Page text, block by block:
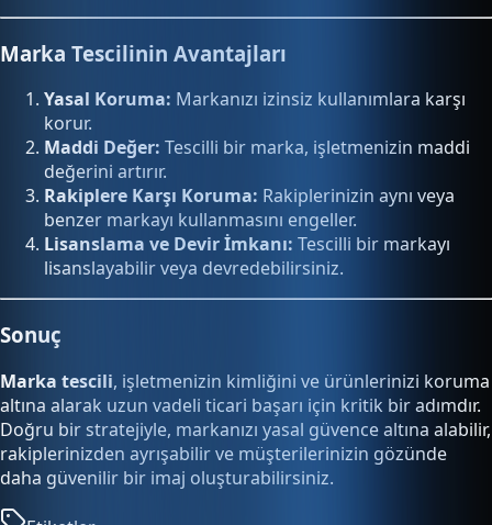
Marka Tescilinin Avantajları
Yasal Koruma: Markanızı izinsiz kullanımlara karşı
korur.
Maddi Değer: Tescilli bir marka, işletmenizin maddi
değerini artırır.
Rakiplere Karşı Koruma: Rakiplerinizin aynı veya
benzer markayı kullanmasını engeller.
Lisanslama ve Devir İmkanı: Tescilli bir markayı
lisanslayabilir veya devredebilirsiniz.
Sonuç
Marka tescili, işletmenizin kimliğini ve ürünlerinizi koruma
altına alarak uzun vadeli ticari başarı için kritik bir adımdır.
Doğru bir stratejiyle, markanızı yasal güvence altına alabilir,
rakiplerinizden ayrışabilir ve müşterilerinizin gözünde
daha güvenilir bir imaj oluşturabilirsiniz.